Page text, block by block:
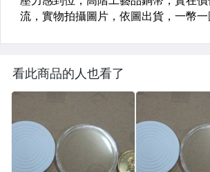
看此商品的人也看了